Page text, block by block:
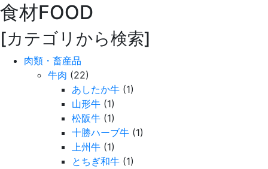
食材FOOD
[カテゴリから検索]
肉類・畜産品
牛肉 (22)
あしたか牛 (1)
山形牛 (1)
松阪牛 (1)
十勝ハーブ牛 (1)
上州牛 (1)
とちぎ和牛 (1)